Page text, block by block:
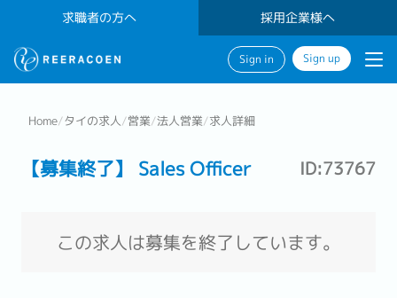
求職者の方へ 採用企業様へ
Sign in Sign up
Home/タイの求人/営業/法人営業/求人詳細
【募集終了】 Sales Officer ID:73767
この求人は募集を終了しています。